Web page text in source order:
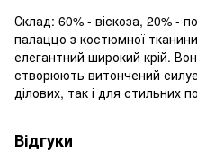
Склад: 60% - віскоза, 20% -
палаццо з костюмної
елегантний широкий крій.
створюють витончений
ділових, так і для стильних
Відгуки